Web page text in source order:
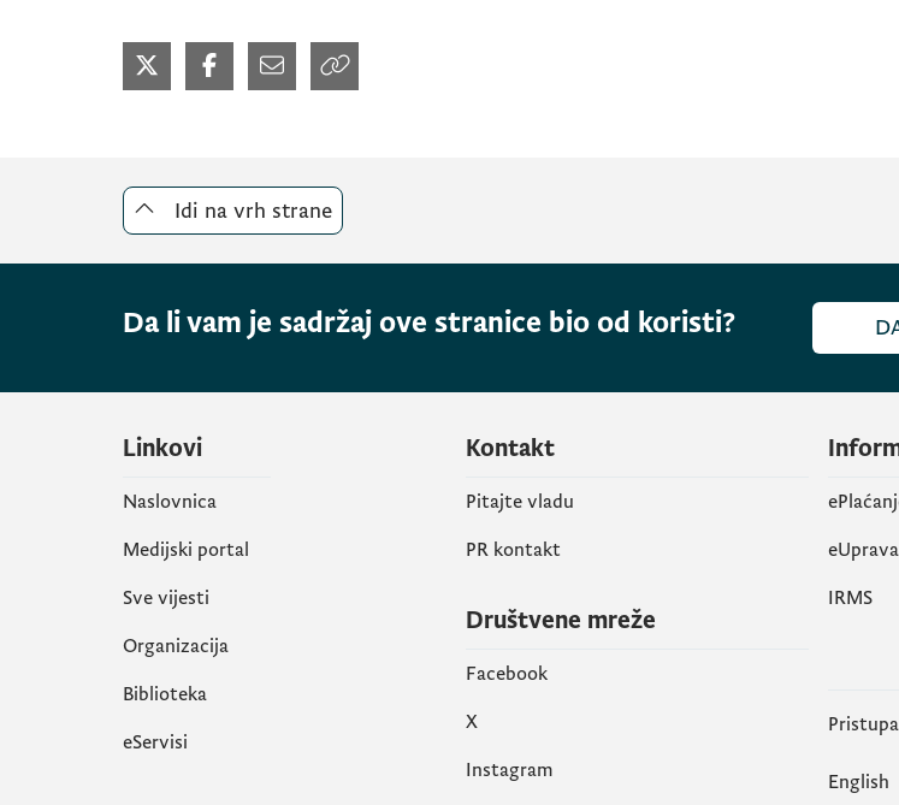
Idi na vrh strane
Da li vam je sadržaj ove stranice bio od koristi?
Linkovi
Naslovnica
Medijski portal
Sve vijesti
Organizacija
Biblioteka
eServisi
Kontakt
Pitajte vladu
PR kontakt
Društvene mreže
Facebook
X
Instagram
eUprava
IRMS
English